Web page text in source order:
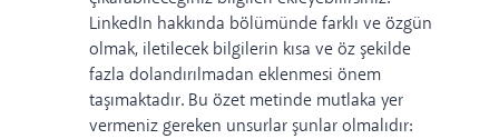
LinkedIn hakkında bölümünde farklı ve özgün
olmak, iletilecek bilgilerin kısa ve öz şekilde
fazla dolandırılmadan eklenmesi önem
taşımaktadır. Bu özet metinde mutlaka yer
vermeniz gereken unsurlar şunlar olmalıdır: